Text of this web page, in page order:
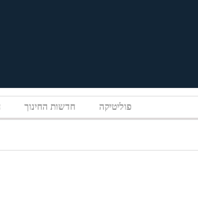
פוליטיקה חדשות החינוך